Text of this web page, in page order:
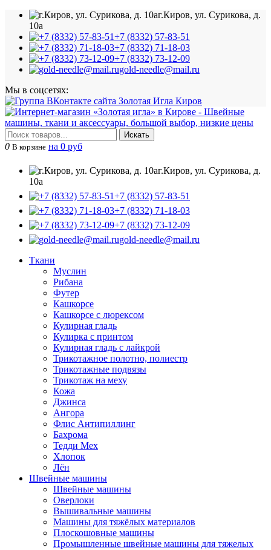
г.Киров, ул. Сурикова, д.
10а
+7 (8332) 57-83-51
+7 (8332) 71-18-03
+7 (8332) 73-12-09
gold-needle@mail.ru
Мы в соцсетях:
Искать
0 В корзине на 0 руб
г.Киров, ул. Сурикова, д.
10а
+7 (8332) 57-83-51
+7 (8332) 71-18-03
+7 (8332) 73-12-09
gold-needle@mail.ru
Ткани
Муслин
Рибана
Футер
Кашкорсе
Кашкорсе с люрексом
Кулирная гладь
Кулирка с принтом
Кулирная гладь с лайкрой
Трикотажное полотно, полиестр
Трикотажные подвязы
Трикотаж на меху
Кожа
Джинса
Ангора
Флис Антипиллинг
Бахрома
Тедди Мех
Хлопок
Лён
Швейные машины
Швейные машины
Оверлоки
Вышивальные машины
Машины для тяжёлых материалов
Плоскошовные машины
Промышленные швейные машины для тяжелых